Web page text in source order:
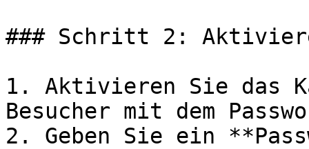
### Schritt 2:
1. Aktivieren Sie das
Besucher mit dem
2. Geben Sie ein